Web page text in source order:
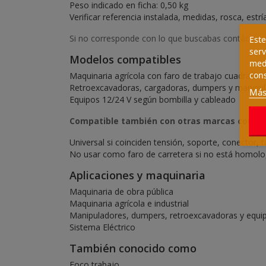
Peso indicado en ficha: 0,50 kg
Verificar referencia instalada, medidas, rosca,
Si no corresponde con lo que buscabas
Modelos compatibles
Maquinaria agrícola con faro de trabajo cuadrado
Retroexcavadoras, cargadoras, dumpers y
Equipos 12/24 V según bombilla y cableado
Compatible también con otras marcas como:
Universal si coinciden tensión, soporte, conector,
No usar como faro de carretera si no está
Aplicaciones y maquinaria
Maquinaria de obra pública
Maquinaria agrícola e industrial
Manipuladores, dumpers, retroexcavadoras y
Sistema Eléctrico
También conocido como